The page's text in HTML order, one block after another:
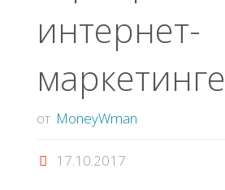
интернет-
маркетинге
от MoneyWman
17.10.2017